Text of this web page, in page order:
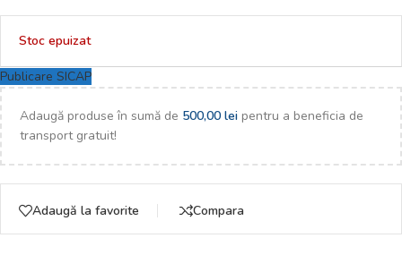
Stoc epuizat
Publicare SICAP
Adaugă produse în sumă de 500,00 lei pentru a beneficia de
transport gratuit!
Adaugă la favorite Compara